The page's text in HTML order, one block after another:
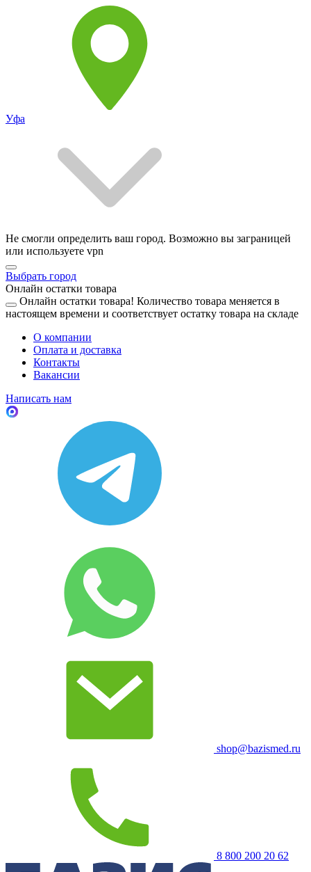
Уфа
Не смогли определить ваш город. Возможно вы заграницей
или используете vpn
Выбрать город
Онлайн остатки товара
Онлайн остатки товара! Количество товара меняется в
настоящем времени и соответствует остатку товара на складе
О компании
Оплата и доставка
Контакты
Вакансии
Написать нам
shop@bazismed.ru
8 800 200 20 62